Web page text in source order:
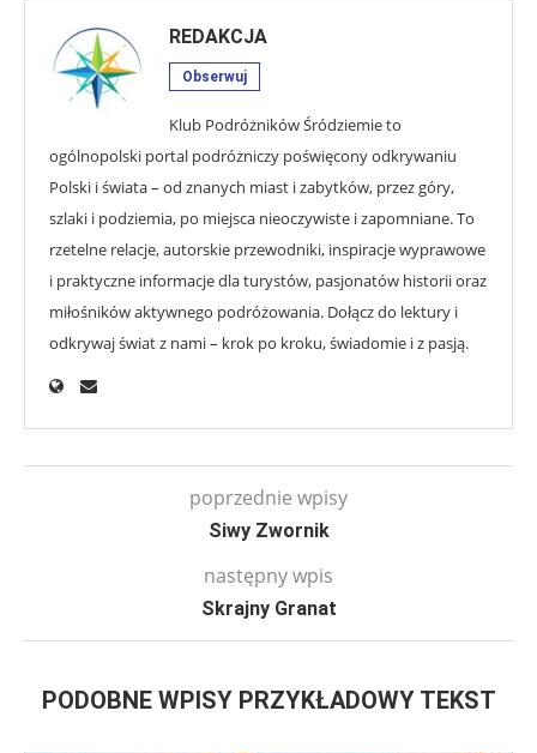
REDAKCJA
Obserwuj
Klub Podróżników Śródziemie to
ogólnopolski portal podróżniczy poświęcony odkrywaniu
Polski i świata – od znanych miast i zabytków, przez góry,
szlaki i podziemia, po miejsca nieoczywiste i zapomniane. To
rzetelne relacje, autorskie przewodniki, inspiracje wyprawowe
i praktyczne informacje dla turystów, pasjonatów historii oraz
miłośników aktywnego podróżowania. Dołącz do lektury i
odkrywaj świat z nami – krok po kroku, świadomie i z pasją.
poprzednie wpisy
Siwy Zwornik
następny wpis
Skrajny Granat
PODOBNE WPISY PRZYKŁADOWY TEKST